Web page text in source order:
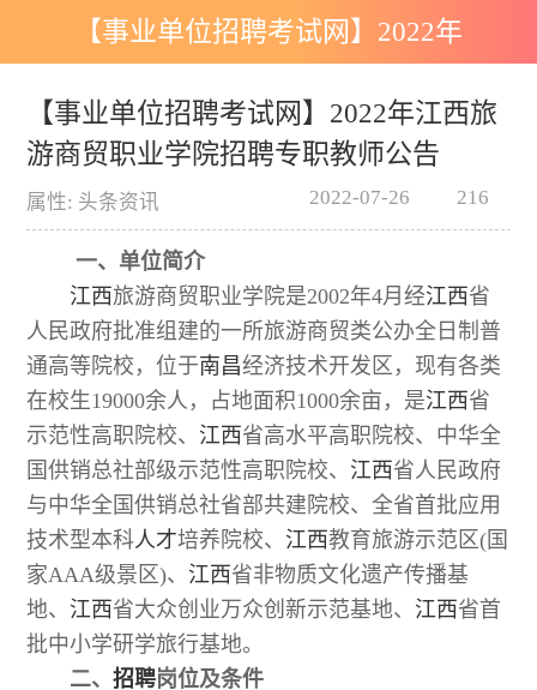
【事业单位招聘考试网】2022年
江西旅游商贸职业学院招聘专职
教师公告
【事业单位招聘考试网】2022年江西旅
游商贸职业学院招聘专职教师公告
属性: 头条资讯 216
2022-07-26
一、单位简介
江西旅游商贸职业学院是2002年4月经江西省
人民政府批准组建的一所旅游商贸类公办全日制普
通高等院校，位于南昌经济技术开发区，现有各类
在校生19000余人，占地面积1000余亩，是江西省
示范性高职院校、 江西省高水平高职院校、中华全
国供销总社部级示范性高职院校、 江西省人民政府
与中华全国供销总社省部共建院校、全省首批应用
技术型本科人才培养院校、 江西教育旅游示范区(国
家AAA级景区)、 江西省非物质文化遗产传播基
地、 江西省大众创业万众创新示范基地、 江西省首
批中小学研学旅行基地。
二、招聘岗位及条件